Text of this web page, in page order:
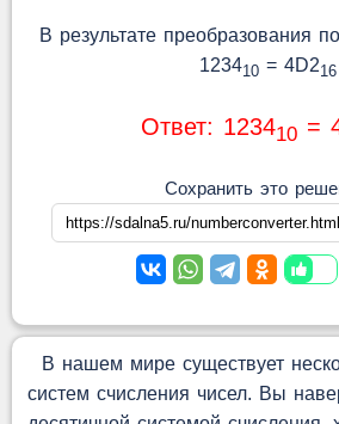
В результате преобразования
123410= 4D216
Ответ: 123410=
Сохранить это
В нашем мире существует
систем счисления чисел. Вы